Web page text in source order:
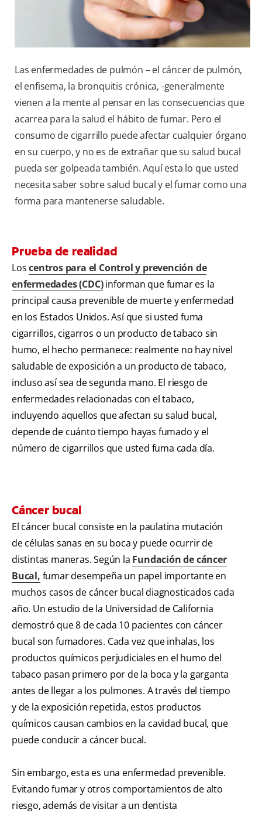
Las enfermedades de pulmón – el cáncer de pulmón,
el enfisema, la bronquitis crónica, -generalmente
vienen a la mente al pensar en las consecuencias que
acarrea para la salud el hábito de fumar. Pero el
consumo de cigarrillo puede afectar cualquier órgano
en su cuerpo, y no es de extrañar que su salud bucal
pueda ser golpeada también. Aquí esta lo que usted
necesita saber sobre salud bucal y el fumar como una
forma para mantenerse saludable.
Prueba de realidad
Loscentros para el Control y prevención de
enfermedades (CDC)informan que fumar es la
principal causa prevenible de muerte y enfermedad
en los Estados Unidos. Así que si usted fuma
cigarrillos, cigarros o un producto de tabaco sin
humo, el hecho permanece: realmente no hay nivel
saludable de exposición a un producto de tabaco,
incluso así sea de segunda mano. El riesgo de
enfermedades relacionadas con el tabaco,
incluyendo aquellos que afectan su salud bucal,
depende de cuánto tiempo hayas fumado y el
número de cigarrillos que usted fuma cada día.
Cáncer bucal
El cáncer bucal consiste en la paulatina mutación
de células sanas en su boca y puede ocurrir de
distintas maneras. Según la Fundación de cáncer
Bucal, fumar desempeña un papel importante en
muchos casos de cáncer bucal diagnosticados cada
año. Un estudio de la Universidad de California
demostró que 8 de cada 10 pacientes con cáncer
bucal son fumadores. Cada vez que inhalas, los
productos químicos perjudiciales en el humo del
tabaco pasan primero por de la boca y la garganta
antes de llegar a los pulmones. A través del tiempo
y de la exposición repetida, estos productos
químicos causan cambios en la cavidad bucal, que
puede conducir a cáncer bucal.
Sin embargo, esta es una enfermedad prevenible.
Evitando fumar y otros comportamientos de alto
riesgo, además de visitar a un dentista